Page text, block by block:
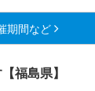
期間など
福島県】